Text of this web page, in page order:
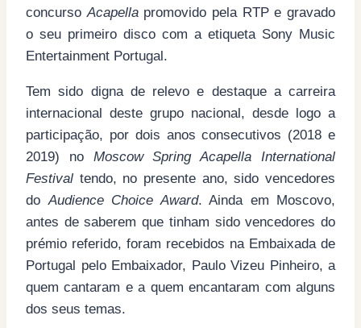
concursoAcapellapromovido pela RTP e gravado
o seu primeiro disco com a etiqueta Sony Music
Entertainment Portugal.
Tem sido digna de relevo e destaque a carreira
internacional deste grupo nacional, desde logo a
participação, por dois anos consecutivos (2018 e
2019) no Moscow Spring Acapella International
Festival tendo, no presente ano, sido vencedores
doAudience Choice Award. Ainda em Moscovo,
antes de saberem que tinham sido vencedores do
prémio referido, foram recebidos na Embaixada de
Portugal pelo Embaixador, Paulo Vizeu Pinheiro, a
quem cantaram e a quem encantaram com alguns
dos seus temas.